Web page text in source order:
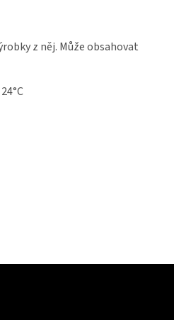
z něj. Může obsahovat